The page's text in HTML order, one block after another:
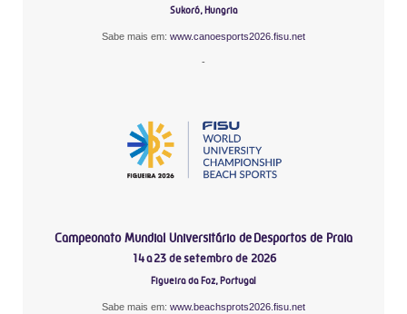
Sukoró, Hungria
Sabe mais em: www.canoesports2026.fisu.net
-
Campeonato Mundial Universitário de Desportos de Praia
14 a 23 de setembro de 2026
Figueira da Foz, Portugal
Sabe mais em: www.beachsprots2026.fisu.net